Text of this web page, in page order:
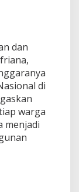
dan
di
warga
menjadi